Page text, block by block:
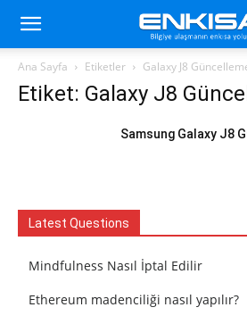
Ana Sayfa Etiketler Galaxy J8
Etiket: Galaxy J8
Samsung Galaxy J8
Latest Questions
Mindfulness Nasıl İptal Edilir
Ethereum madenciliği nasıl yapılır?